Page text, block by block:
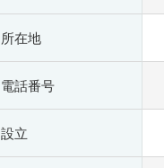
所在地
電話番号
設立